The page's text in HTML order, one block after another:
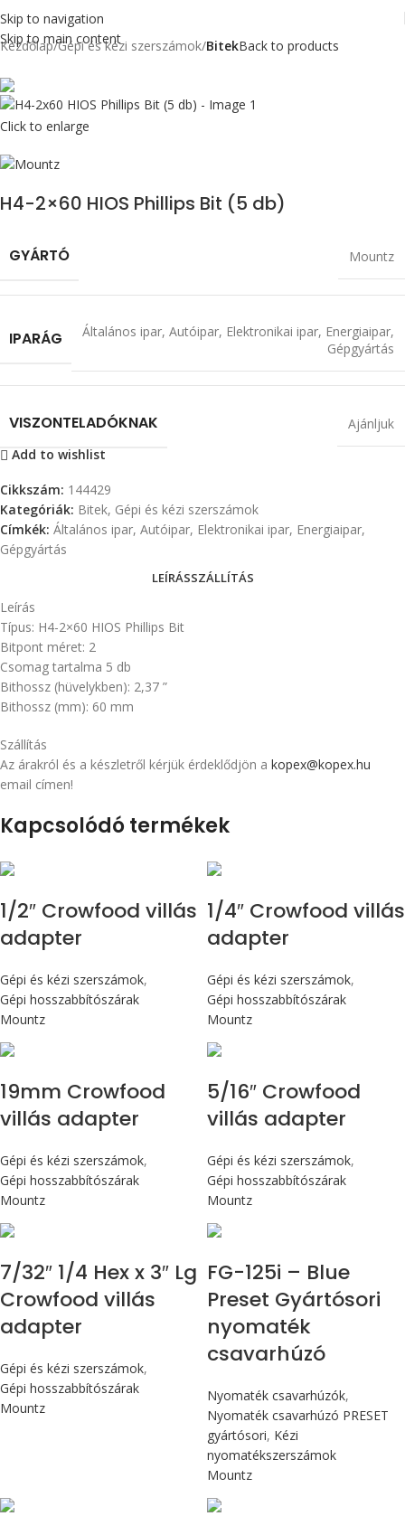
Skip to navigation
Skip to main content
Kezdőlap Gépi és kézi szerszámok BitekBack to products
Click to enlarge
H4-2×60 HIOS Phillips Bit (5 db)
GYÁRTÓ Mountz
IPARÁG Általános ipar, Autóipar, Elektronikai ipar, Energiaipar,
Gépgyártás
VISZONTELADÓKNAK
Ajánljuk
Add to wishlist
Cikkszám: 144429
Kategóriák: Bitek, Gépi és kézi szerszámok
Címkék: Általános ipar, Autóipar, Elektronikai ipar, Energiaipar,
Gépgyártás
LEÍRÁSSZÁLLÍTÁS
Leírás
Típus: H4-2×60 HIOS Phillips Bit
Bitpont méret: 2
Csomag tartalma 5 db
Bithossz (hüvelykben): 2,37 ”
Bithossz (mm): 60 mm
Szállítás
Az árakról és a készletről kérjük érdeklődjön a kopex@kopex.hu
email címen!
Kapcsolódó termékek
1/2″ Crowfood villás
adapter
Gépi és kézi szerszámok,
Gépi hosszabbítószárak
Mountz
1/4″ Crowfood villás
adapter
Gépi és kézi szerszámok,
Gépi hosszabbítószárak
Mountz
19mm Crowfood
villás adapter
Gépi és kézi szerszámok,
Gépi hosszabbítószárak
Mountz
5/16″ Crowfood
villás adapter
Gépi és kézi szerszámok,
Gépi hosszabbítószárak
Mountz
7/32″ 1/4 Hex x 3″ Lg
Crowfood villás
adapter
Gépi és kézi szerszámok,
Gépi hosszabbítószárak
Mountz
FG-125i – Blue
Preset Gyártósori
nyomaték
csavarhúzó
Nyomaték csavarhúzók,
Nyomaték csavarhúzó PRESET
gyártósori, Kézi
nyomatékszerszámok
Mountz